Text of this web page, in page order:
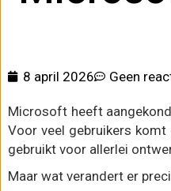
8 april 2026 Geen
Microsoft heeft
Voor veel gebruikers
gebruikt voor allerlei
Maar wat verandert er